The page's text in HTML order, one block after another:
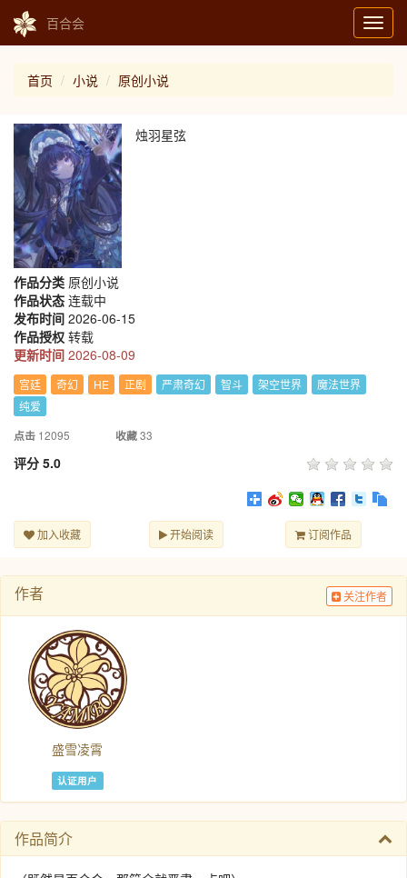
百合会
首页 小说 原创小说
烛羽星弦
作品分类 原创小说
作品状态 连载中
发布时间 2026-06-15
作品授权 转载
更新时间 2026-08-09
宫廷 奇幻 HE 正剧 严肃奇幻 智斗 架空世界
魔法世界
纯爱
点击 12095 收藏33
评分 5.0
加入收藏 开始阅读 订阅作品
作者 关注作者
盛雪凌霄
认证用户
作品简介